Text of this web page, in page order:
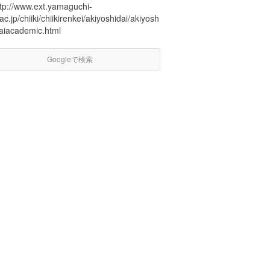
www.ext.yamaguchi-
chiiki/chiikirenkei/akiyoshidai/akiyosh
Googleで検索